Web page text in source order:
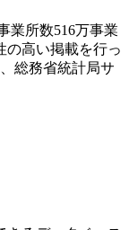
業所数516万事業
の高い掲載を行っ
総務省統計局サ